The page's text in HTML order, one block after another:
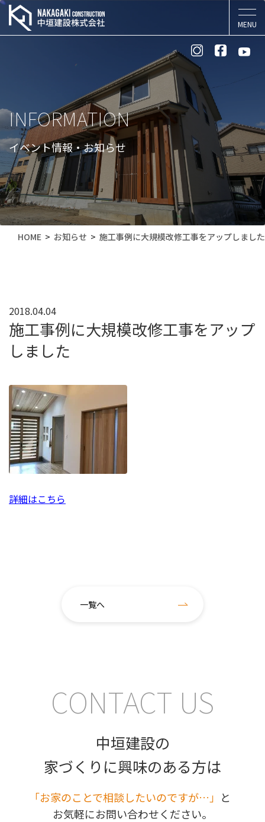
INFORMATION
イベント情報・お知らせ
HOME お知らせ 施工事例に大規模改修工事をアップしました
2018.04.04
施工事例に大規模改修工事をアップ
しました
詳細はこちら
一覧へ
CONTACT US
中垣建設の
家づくりに興味のある方は
｢お家のことで相談したいのですが…」 と
お気軽にお問い合わせください。